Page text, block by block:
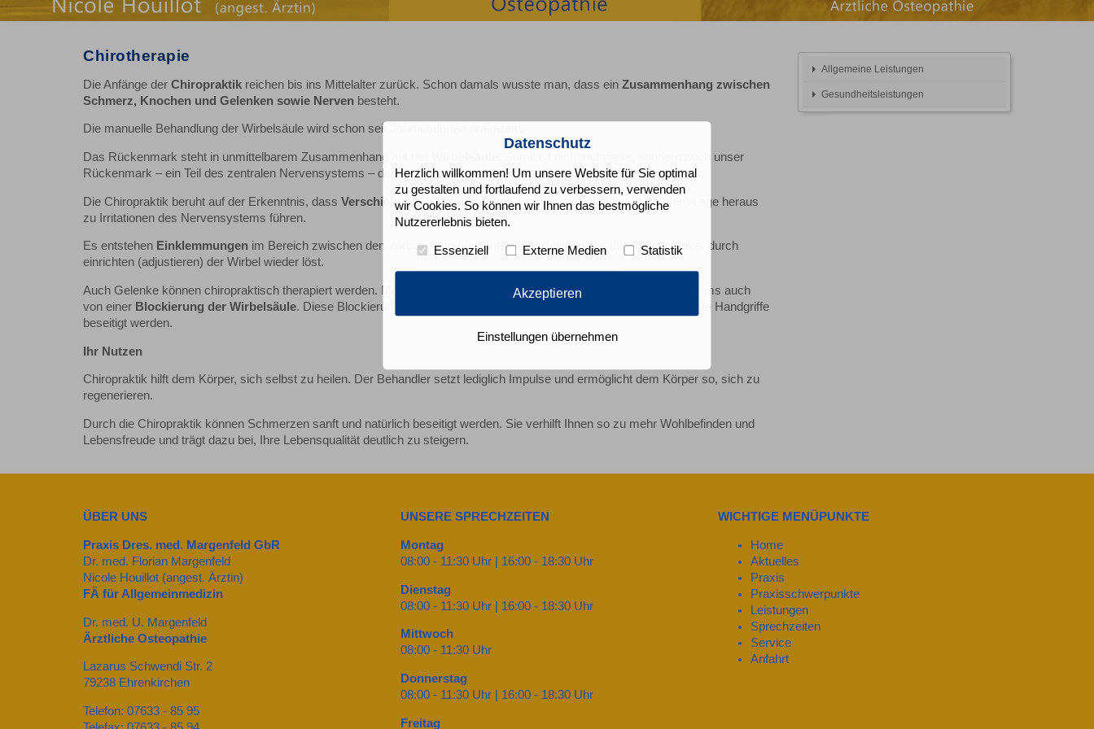
Chirotherapie
Die Anfänge der Chiropraktik reichen bis ins Mittelalter zurück. Schon damals wusste man, dass ein Zusammenhang zwischen
Schmerz, Knochen und Gelenken sowie Nerven besteht.
Die manuelle Behandlung der Wirbelsäule wird schon seit Jahrhunderten praktiziert.
Das Rückenmark steht in unmittelbarem Zusammenhang mit der
. Somit ist nicht nur diese, sondern auch unser
Rückenmark – ein Teil des zentralen Nervensystems – den täglichen Belastungen des Rückens im Alltag ausgesetzt.
Die Chiropraktik beruht auf der Erkenntnis, dass Verschiebungender Wirbel aus ihrer physiologischen (normalen) Lage heraus
zu Irritationen des Nervensystems führen.
Es entstehen Einklemmungen im Bereich zwischen den Wirbeln – so genannte Subluxationen, die der Chiropraktiker durch
einrichten (adjustieren) der Wirbel wieder löst.
Auch Gelenke können chiropraktisch therapiert werden. Man spricht im Falle einer solchen Reizung des Nervensystems auch
von einer Blockierung der Wirbelsäule. Diese Blockierungen können von Chiropraktikern erkannt und durch spezielle Handgriffe
beseitigt werden.
Ihr Nutzen
Chiropraktik hilft dem Körper, sich selbst zu heilen. Der Behandler setzt lediglich Impulse und ermöglicht dem Körper so, sich zu
regenerieren.
Durch die Chiropraktik können Schmerzen sanft und natürlich beseitigt werden. Sie verhilft Ihnen so zu mehr Wohlbefinden und
Lebensfreude und trägt dazu bei, Ihre Lebensqualität deutlich zu steigern.
Allgemeine Leistungen
Gesundheitsleistungen
ÜBER UNS
Praxis Dres. med. Margenfeld GbR
Dr. med. Florian Margenfeld
Nicole Houillot (angest. Ärztin)
FÄ für Allgemeinmedizin
Dr. med. U. Margenfeld
Ärztliche Osteopathie
Lazarus Schwendi Str. 2
79238 Ehrenkirchen
Telefon: 07633 - 85 95
UNSERE SPRECHZEITEN
Montag
08:00 - 11:30 Uhr | 16:00 - 18:30 Uhr
Dienstag
08:00 - 11:30 Uhr | 16:00 - 18:30 Uhr
Mittwoch
08:00 - 11:30 Uhr
Donnerstag
08:00 - 11:30 Uhr | 16:00 - 18:30 Uhr
Freitag
WICHTIGE MENÜPUNKTE
Home
Aktuelles
Praxis
Praxisschwerpunkte
Leistungen
Sprechzeiten
Service
Anfahrt
Datenschutz
Herzlich willkommen! Um unsere Website für Sie optimal
zu gestalten und fortlaufend zu verbessern, verwenden
wir Cookies. So können wir Ihnen das bestmögliche
Nutzererlebnis bieten.
Essenziell Externe Medien Statistik
Akzeptieren
Einstellungen übernehmen